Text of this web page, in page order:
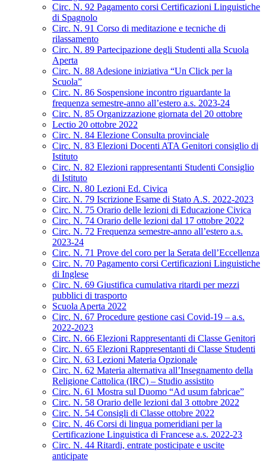
Circ. N. 92 Pagamento corsi Certificazioni Linguistiche
di Spagnolo
Circ. N. 91 Corso di meditazione e tecniche di
rilassamento
Circ. N. 89 Partecipazione degli Studenti alla Scuola
Aperta
Circ. N. 88 Adesione iniziativa “Un Click per la
Scuola”
Circ. N. 86 Sospensione incontro riguardante la
frequenza semestre-anno all’estero a.s. 2023-24
Circ. N. 85 Organizzazione giornata del 20 ottobre
Lectio 20 ottobre 2022
Circ. N. 84 Elezione Consulta provinciale
Circ. N. 83 Elezioni Docenti ATA Genitori consiglio di
Istituto
Circ. N. 82 Elezioni rappresentanti Studenti Consiglio
di Istituto
Circ. N. 80 Lezioni Ed. Civica
Circ. N. 79 Iscrizione Esame di Stato A.S. 2022-2023
Circ. N. 75 Orario delle lezioni di Educazione Civica
Circ. N. 74 Orario delle lezioni dal 17 ottobre 2022
Circ. N. 72 Frequenza semestre-anno all’estero a.s.
2023-24
Circ. N. 71 Prove del coro per la Serata dell’Eccellenza
Circ. N. 70 Pagamento corsi Certificazioni Linguistiche
di Inglese
Circ. N. 69 Giustifica cumulativa ritardi per mezzi
pubblici di trasporto
Scuola Aperta 2022
Circ. N. 67 Procedure gestione casi Covid-19 – a.s.
2022-2023
Circ. N. 66 Elezioni Rappresentanti di Classe Genitori
Circ. N. 65 Elezioni Rappresentanti di Classe Studenti
Circ. N. 63 Lezioni Materia Opzionale
Circ. N. 62 Materia alternativa all’Insegnamento della
Religione Cattolica (IRC) – Studio assistito
Circ. N. 61 Mostra sul Duomo “Ad usum fabricae”
Circ. N. 58 Orario delle lezioni dal 3 ottobre 2022
Circ. N. 54 Consigli di Classe ottobre 2022
Circ. N. 46 Corsi di lingua pomeridiani per la
Certificazione Linguistica di Francese a.s. 2022-23
Circ. N. 44 Ritardi, entrate posticipate e uscite
anticipate